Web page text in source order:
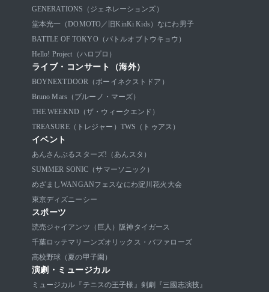
GENERATIONS（ジェネレーションズ）
堂本光一（DOMOTO／旧KinKi Kids） なにわ男子
BATTLE OF TOKYO（バトルオブトウキョウ）
Hello! Project（ハロプロ）
ライブ・コンサート（海外）
BOYNEXTDOOR（ボーイネクストドア）
Bruno Mars（ブルーノ・マーズ）
THE WEEKND（ザ・ウィークエンド）
TREASURE（トレジャー） TWS（トゥアス）
イベント
あんさんぶるスターズ!（あんスタ）
SUMMER SONIC（サマーソニック）
めざましWANGANフェスなにわ淀川花火大会
東京ディズニーシー
スポーツ
読売ジャイアンツ（巨人）
阪神タイガース
千葉ロッテマリーンズオリックス・バファローズ
高校野球（夏の甲子園）
演劇・ミュージカル
ミュージカル『テニスの王子様』 剣劇『三國志演技』